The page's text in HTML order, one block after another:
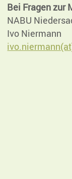
Bei Fragen zur
NABU
Ivo Niermann